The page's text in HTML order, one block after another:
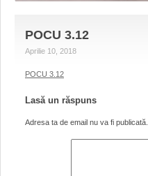
POCU 3.12
Aprilie 10, 2018
POCU 3.12
Lasă un răspuns
Adresa ta de email nu va fi publicată.